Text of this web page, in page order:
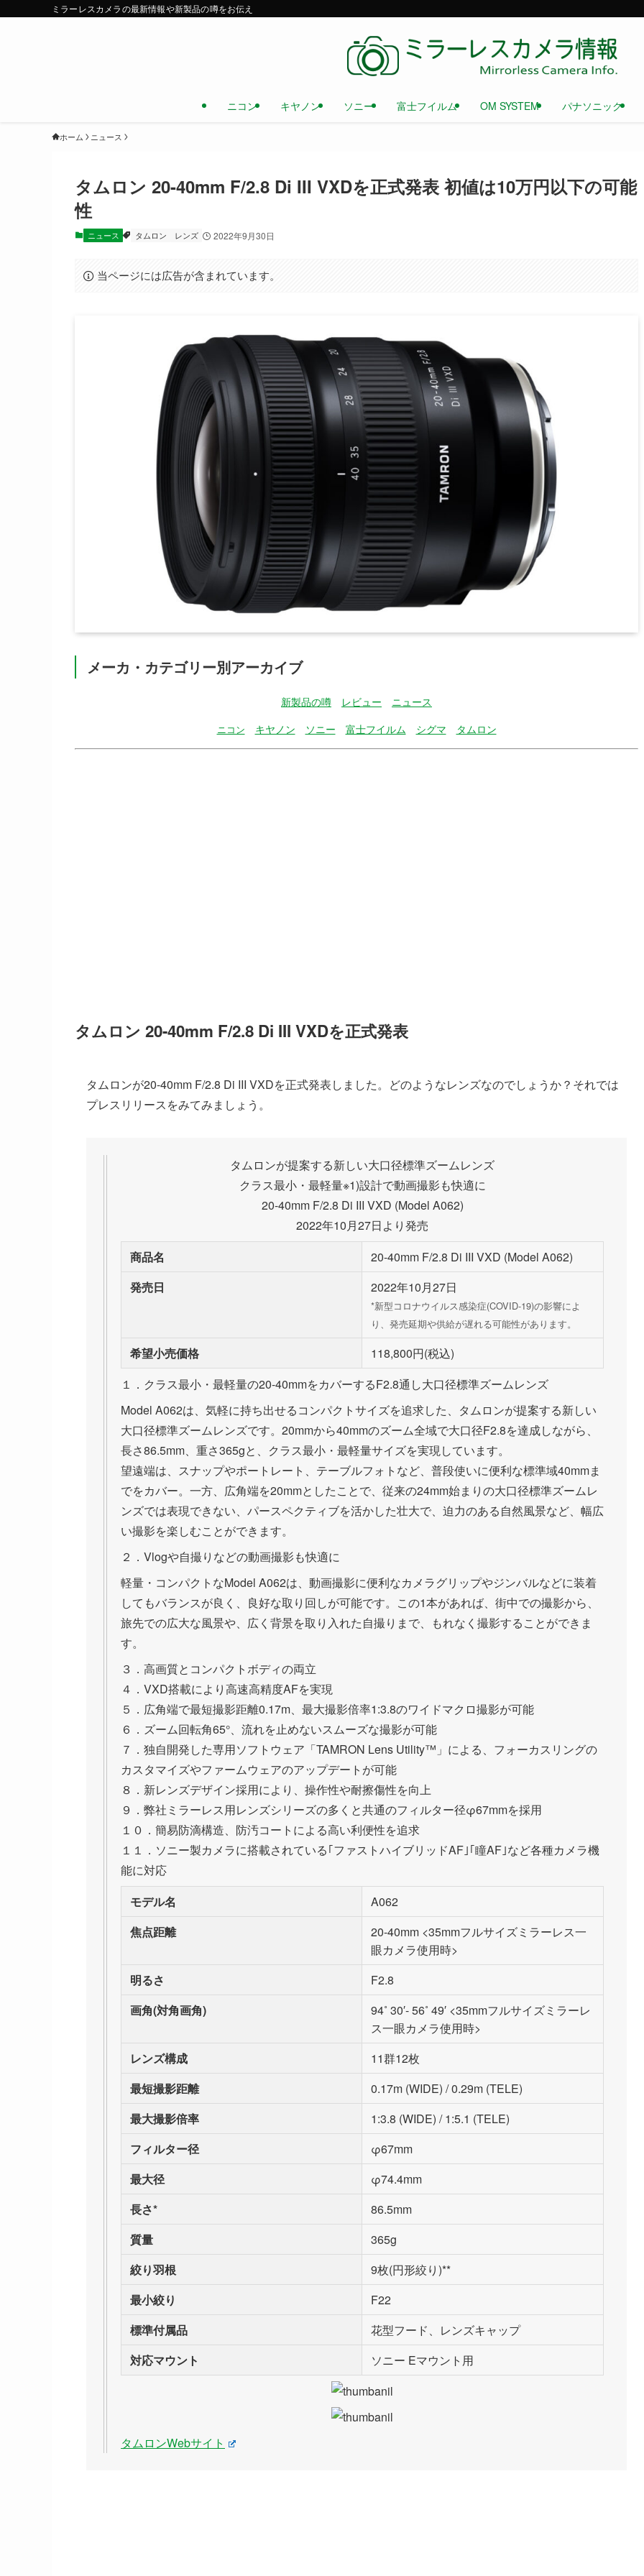
ミラーレスカメラの最新情報や新製品の噂をお伝え
ニコン キヤノン ソニー 富士フイルム OM SYSTEM パナソニック
ホーム ニュース
タムロン 20-40mm F/2.8 Di III VXDを正式発表 初値は10万円以下の可能
性
ニュース タムロン レンズ 2022年9月30日
当ページには広告が含まれています。
メーカ・カテゴリー別アーカイブ
新製品の噂 レビュー ニュース
ニコン キヤノン ソニー 富士フイルム シグマ タムロン
タムロン 20-40mm F/2.8 Di III VXDを正式発表
タムロンが20-40mm F/2.8 Di III VXDを正式発表しました。どのようなレンズなのでしょうか？それでは
プレスリリースをみてみましょう。
タムロンが提案する新しい大口径標準ズームレンズ
クラス最小・最軽量※1)設計で動画撮影も快適に
20-40mm F/2.8 Di III VXD (Model A062)
2022年10月27日より発売
商品名
20-40mm F/2.8 Di III VXD (Model A062)
発売日
2022年10月27日
*新型コロナウイルス感染症(COVID-19)の影響によ
り、発売延期や供給が遅れる可能性があります。
希望小売価格
118,800円(税込)
１．クラス最小・最軽量の20-40mmをカバーするF2.8通し大口径標準ズームレンズ
Model A062は、気軽に持ち出せるコンパクトサイズを追求した、タムロンが提案する新しい
大口径標準ズームレンズです。20mmから40mmのズーム全域で大口径F2.8を達成しながら、
長さ86.5mm、重さ365gと、クラス最小・最軽量サイズを実現しています。
望遠端は、スナップやポートレート、テーブルフォトなど、普段使いに便利な標準域40mmま
でをカバー。一方、広角端を20mmとしたことで、従来の24mm始まりの大口径標準ズームレ
ンズでは表現できない、パースペクティブを活かした壮大で、迫力のある自然風景など、幅広
い撮影を楽しむことができます。
２．Vlogや自撮りなどの動画撮影も快適に
軽量・コンパクトなModel A062は、動画撮影に便利なカメラグリップやジンバルなどに装着
してもバランスが良く、良好な取り回しが可能です。この1本があれば、街中での撮影から、
旅先での広大な風景や、広く背景を取り入れた自撮りまで、もれなく撮影することができま
す。
３．高画質とコンパクトボディの両立
４．VXD搭載により高速高精度AFを実現
５．広角端で最短撮影距離0.17m、最大撮影倍率1:3.8のワイドマクロ撮影が可能
６．ズーム回転角65°、流れを止めないスムーズな撮影が可能
７．独自開発した専用ソフトウェア「TAMRON Lens Utility™」による、フォーカスリングの
カスタマイズやファームウェアのアップデートが可能
８．新レンズデザイン採用により、操作性や耐擦傷性を向上
９．弊社ミラーレス用レンズシリーズの多くと共通のフィルター径φ67mmを採用
１０．簡易防滴構造、防汚コートによる高い利便性を追求
１１．ソニー製カメラに搭載されている｢ファストハイブリッドAF｣｢瞳AF｣など各種カメラ機
能に対応
モデル名
A062
焦点距離
20-40mm <35mmフルサイズミラーレス一
眼カメラ使用時>
明るさ
F2.8
画角(対角画角)
94˚ 30′- 56˚ 49′ <35mmフルサイズミラーレ
ス一眼カメラ使用時>
レンズ構成
11群12枚
最短撮影距離
0.17m (WIDE) / 0.29m (TELE)
最大撮影倍率
1:3.8 (WIDE) / 1:5.1 (TELE)
フィルター径
φ67mm
最大径
φ74.4mm
長さ*
86.5mm
質量
365g
絞り羽根
9枚(円形絞り)**
最小絞り
F22
標準付属品
花型フード、レンズキャップ
対応マウント
ソニー Eマウント用
タムロンWebサイト